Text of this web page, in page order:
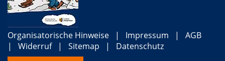
Organisatorische Hinweise Impressum
AGB
Widerruf
Sitemap Datenschutz